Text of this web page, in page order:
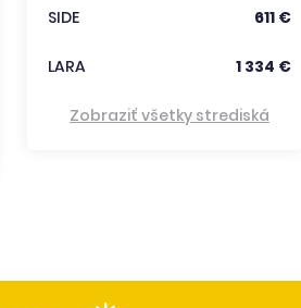
SIDE 611 €
LARA 1 334 €
Zobraziť všetky strediská